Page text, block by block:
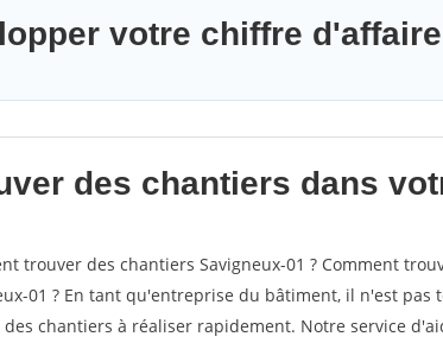
votre chiffre
des chantiers dans
trouver des chantiers Savigneux-01 ? Comment
01 ? En tant qu'entreprise du bâtiment, il n'est
chantiers à réaliser rapidement. Notre service